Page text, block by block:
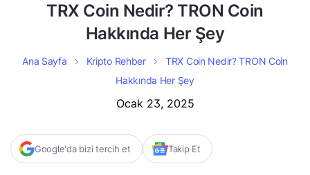
TRX Coin Nedir? TRON Coin
Hakkında Her Şey
Ana Sayfa Kripto Rehber
TRX Coin Nedir? TRON Coin
Hakkında Her Şey
Ocak 23, 2025
Google'da bizi tercih et Takip Et